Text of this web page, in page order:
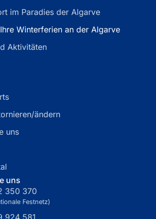
im Paradies der Algarve
Winterferien an der Algarve
Aktivitäten
ändern
uns
uns
350 370
Festnetz)
924 581